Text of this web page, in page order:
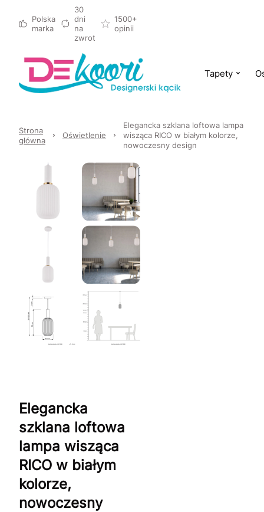
Polska
marka
30
dni
na
zwrot
1500+
opinii
Tapety
Strona
główna
Oświetlenie
Elegancka szklana loftowa lampa
wisząca RICO w białym kolorze,
nowoczesny design
Elegancka
szklana loftowa
lampa wisząca
RICO w białym
kolorze,
nowoczesny